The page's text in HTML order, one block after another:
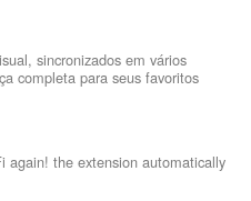
sincronizados em vários
completa para seus favoritos
again! the extension automatically